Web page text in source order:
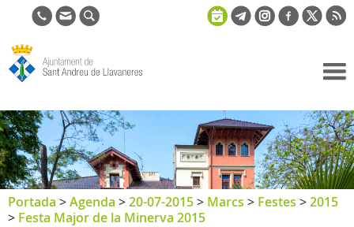
de Sant
Andreu de
Llavaneres
Portada >Agenda >20-07-2015> Marcs > Festes >2015
> Festa Major de la Minerva 2015